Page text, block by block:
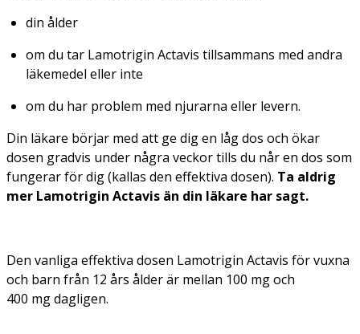
din ålder
om du tar Lamotrigin Actavis tillsammans med andra
läkemedel eller inte
om du har problem med njurarna eller levern.
Din läkare börjar med att ge dig en låg dos och ökar
dosen gradvis under några veckor tills du når en dos som
fungerar för dig (kallas den effektiva dosen). Ta aldrig
mer Lamotrigin Actavis än din läkare har sagt.
Den vanliga effektiva dosen Lamotrigin Actavis för vuxna
och barn från 12 års ålder är mellan 100 mg och
400 mg dagligen.